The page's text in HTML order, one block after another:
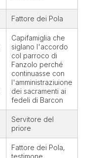
Fattore dei Pola
Capifamiglia che
siglano l'accordo
col parroco di
Fanzolo perché
continuasse con
l'amministraziuione
dei sacramenti ai
fedeli di Barcon
Servitore del
priore
Fattore dei Pola,